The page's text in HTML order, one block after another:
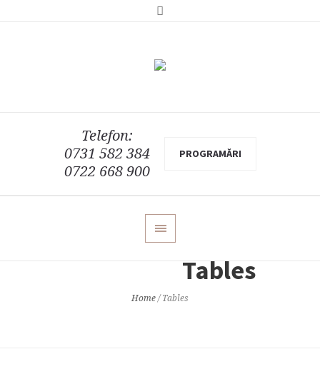
Telefon:
0731 582 384
0722 668 900
PROGRAMĂRI
Tables
Home / Tables